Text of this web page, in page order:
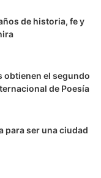
de historia, fe y
obtienen el segundo
de Poesía
para ser una ciudad